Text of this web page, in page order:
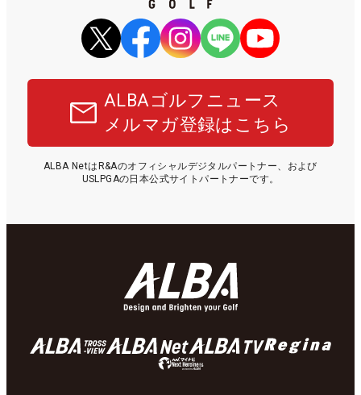
ALBAゴルフニュース
メルマガ登録はこちら
ALBA NetはR&Aのオフィシャルデジタルパートナー、および
USLPGAの日本公式サイトパートナーです。